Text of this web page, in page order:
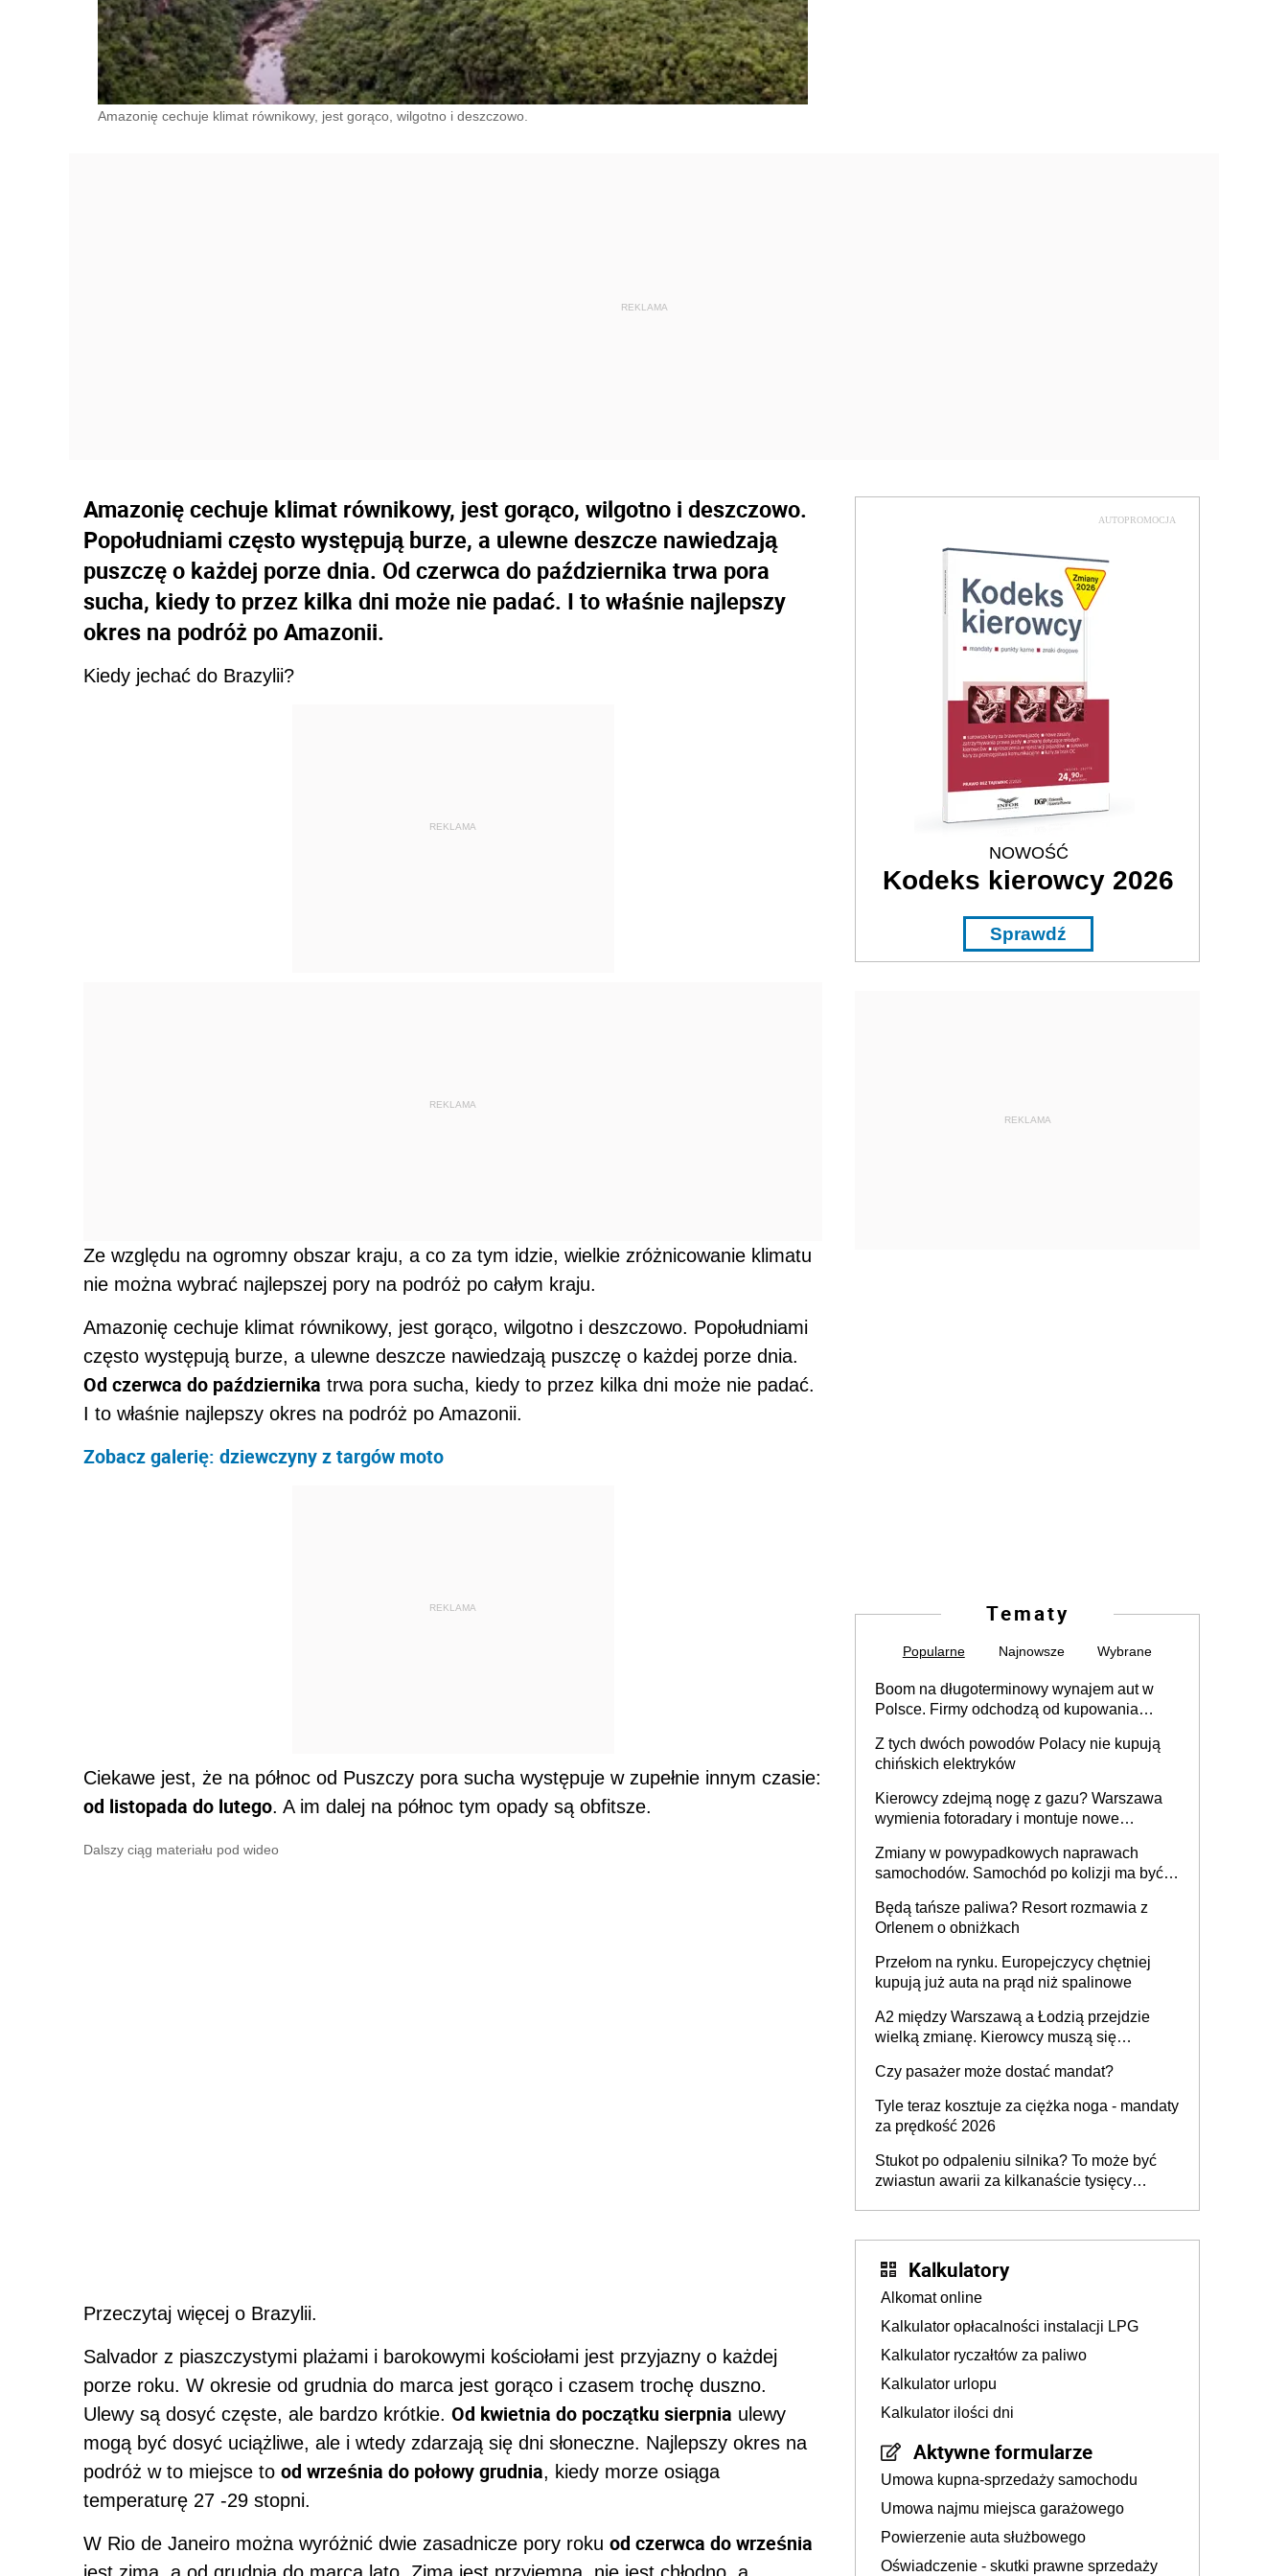
Amazonię cechuje klimat równikowy, jest gorąco, wilgotno i deszczowo.
Amazonię cechuje klimat równikowy, jest gorąco, wilgotno i deszczowo.
Popołudniami często występują burze, a ulewne deszcze nawiedzają
puszczę o każdej porze dnia. Od czerwca do października trwa pora
sucha, kiedy to przez kilka dni może nie padać. I to właśnie najlepszy
okres na podróż po Amazonii.
Kiedy jechać do Brazylii?
REKLAMA
REKLAMA
Ze względu na ogromny obszar kraju, a co za tym idzie, wielkie zróżnicowanie klimatu
nie można wybrać najlepszej pory na podróż po całym kraju.
Amazonię cechuje klimat równikowy, jest gorąco, wilgotno i deszczowo. Popołudniami
często występują burze, a ulewne deszcze nawiedzają puszczę o każdej porze dnia.
Od czerwca do października trwa pora sucha, kiedy to przez kilka dni może nie padać.
I to właśnie najlepszy okres na podróż po Amazonii.
Zobacz galerię: dziewczyny z targów moto
REKLAMA
Ciekawe jest, że na północ od Puszczy pora sucha występuje w zupełnie innym czasie:
od listopada do lutego. A im dalej na północ tym opady są obfitsze.
Dalszy ciąg materiału pod wideo
Przeczytaj więcej o Brazylii.
Salvador z piaszczystymi plażami i barokowymi kościołami jest przyjazny o każdej
porze roku. W okresie od grudnia do marca jest gorąco i czasem trochę duszno.
Ulewy są dosyć częste, ale bardzo krótkie. Od kwietnia do początku sierpnia ulewy
mogą być dosyć uciążliwe, ale i wtedy zdarzają się dni słoneczne. Najlepszy okres na
podróż w to miejsce to od września do połowy grudnia, kiedy morze osiąga
temperaturę 27 -29 stopni.
W Rio de Janeiro można wyróżnić dwie zasadnicze pory roku od czerwca do września
AUTOPROMOCJA
NOWOŚĆ
Kodeks kierowcy 2026
Sprawdź
REKLAMA
Tematy
Popularne Najnowsze Wybrane
Boom na długoterminowy wynajem aut w
Polsce. Firmy odchodzą od kupowania
Z tych dwóch powodów Polacy nie kupują
chińskich elektryków
Kierowcy zdejmą nogę z gazu? Warszawa
wymienia fotoradary i montuje nowe
Zmiany w powypadkowych naprawach
samochodów. Samochód po kolizji ma być
technologią producenta
Będą tańsze paliwa? Resort rozmawia z
Orlenem o obniżkach
Przełom na rynku. Europejczycy chętniej
kupują już auta na prąd niż spalinowe
A2 między Warszawą a Łodzią przejdzie
wielką zmianę. Kierowcy muszą się
Czy pasażer może dostać mandat?
Tyle teraz kosztuje za ciężka noga - mandaty
za prędkość 2026
Stukot po odpaleniu silnika? To może być
zwiastun awarii za kilkanaście tysięcy
Kalkulatory
Alkomat online
Kalkulator opłacalności instalacji LPG
Kalkulator ryczałtów za paliwo
Kalkulator urlopu
Kalkulator ilości dni
Aktywne formularze
Umowa kupna-sprzedaży samochodu
Umowa najmu miejsca garażowego
Powierzenie auta służbowego
Oświadczenie - skutki prawne sprzedaży